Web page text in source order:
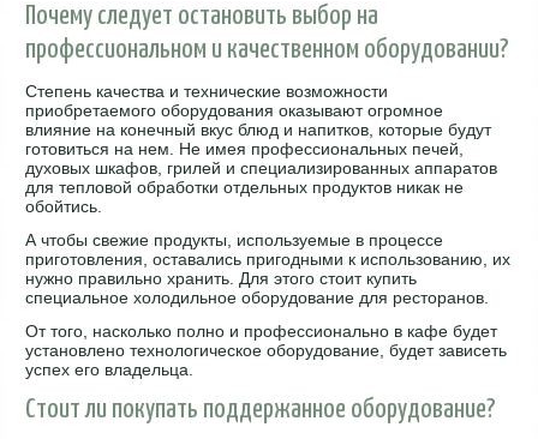
Почему следует остановить выбор на
профессиональном и качественном оборудовании?
Степень качества и технические возможности
приобретаемого оборудования оказывают огромное
влияние на конечный вкус блюд и напитков, которые будут
готовиться на нем. Не имея профессиональных печей,
духовых шкафов, грилей и специализированных аппаратов
для тепловой обработки отдельных продуктов никак не
обойтись.
А чтобы свежие продукты, используемые в процессе
приготовления, оставались пригодными к использованию, их
нужно правильно хранить. Для этого стоит купить
специальное холодильное оборудование для ресторанов.
От того, насколько полно и профессионально в кафе будет
установлено технологическое оборудование, будет зависеть
успех его владельца.
Стоит ли покупать поддержанное оборудование?